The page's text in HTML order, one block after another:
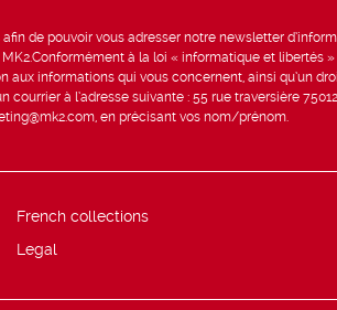
de pouvoir vous adresser notre newsletter
à la loi « informatique et libertés
aux informations qui vous concernent, ainsi qu’un
courrier à l’adresse suivante : 55 rue traversière
en précisant vos nom/prénom.
French collections
Legal